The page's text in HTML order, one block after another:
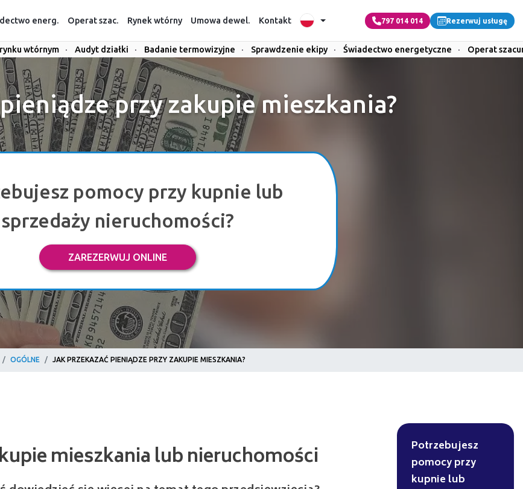
energ. Operat szac. Rynek wtórny Umowa dewel. Kontakt 797 014 014 Rezerwuj usługę
wtórnym · Audyt działki · Badanie termowizyjne · Sprawdzenie ekipy · Świadectwo energetyczne · Operat
przy zakupie mieszkania?
pomocy przy kupnie lub
sprzedaży nieruchomości?
ZAREZERWUJ ONLINE
OGÓLNE JAK PRZEKAZAĆ PIENIĄDZE PRZY ZAKUPIE MIESZKANIA?
mieszkania lub nieruchomości
Potrzebujesz
pomocy przy
kupnie lub